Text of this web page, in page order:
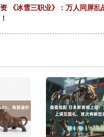
《冰雪三职业》：万人同屏乱